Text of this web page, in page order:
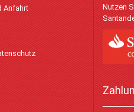
Anfahrt
Nutzen